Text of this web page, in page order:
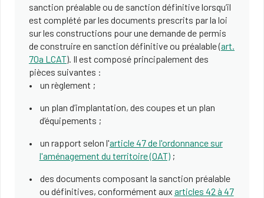
sanction préalable ou de sanction définitive lorsqu’il
est complété par les documents prescrits par la loi
sur les constructions pour une demande de permis
de construire en sanction définitive ou préalable (art.
70a LCAT). Il est composé principalement des
pièces suivantes :
un règlement ;
un plan d’implantation, des coupes et un plan
d’équipements ;
un rapport selon l'article 47 de l'ordonnance sur
l'aménagement du territoire (OAT);
des documents composant la sanction préalable
ou définitives, conformément aux articles 42 à 47